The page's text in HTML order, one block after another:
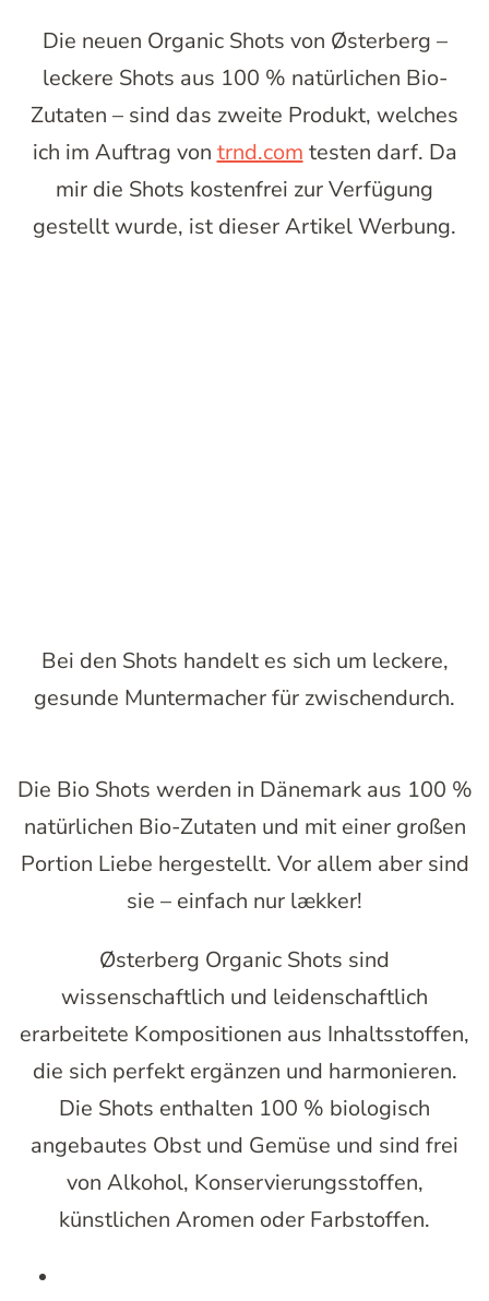
Die neuen Organic Shots von Østerberg –
leckere Shots aus 100 % natürlichen Bio-
Zutaten – sind das zweite Produkt, welches
ich im Auftrag von trnd.com testen darf. Da
mir die Shots kostenfrei zur Verfügung
gestellt wurde, ist dieser Artikel Werbung.
Bei den Shots handelt es sich um leckere,
gesunde Muntermacher für zwischendurch.
Die Bio Shots werden in Dänemark aus 100 %
natürlichen Bio-Zutaten und mit einer großen
Portion Liebe hergestellt. Vor allem aber sind
sie – einfach nur lækker!
Østerberg Organic Shots sind
wissenschaftlich und leidenschaftlich
erarbeitete Kompositionen aus Inhaltsstoffen,
die sich perfekt ergänzen und harmonieren.
Die Shots enthalten 100 % biologisch
angebautes Obst und Gemüse und sind frei
von Alkohol, Konservierungsstoffen,
künstlichen Aromen oder Farbstoffen.